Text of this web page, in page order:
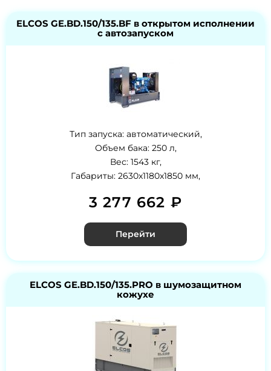
ELCOS GE.BD.150/135.BF в открытом исполнении
с автозапуском
Тип запуска: автоматический,
Объем бака: 250 л,
Вес: 1543 кг,
Габариты: 2630x1180x1850 мм,
3 277 662 ₽
Перейти
ELCOS GE.BD.150/135.PRO в шумозащитном
кожухе